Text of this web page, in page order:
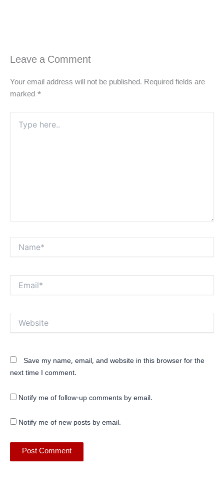
Leave a Comment
Your email address will not be published. Required fields are
marked *
here..
Save my name, email, and website in this browser for the
next time I comment.
Notify me of follow-up comments by email.
Notify me of new posts by email.